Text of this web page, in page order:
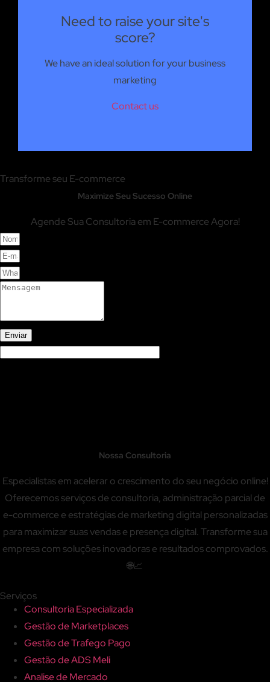
Need to raise your site's
score?
We have an ideal solution for your business
marketing
Contact us
Transforme seu E-commerce
Maximize Seu Sucesso Online
Agende Sua Consultoria em E-commerce Agora!
Enviar
Nossa Consultoria
Especialistas em acelerar o crescimento do seu negócio online!
Oferecemos serviços de consultoria, administração parcial de
e-commerce e estratégias de marketing digital personalizadas
para maximizar suas vendas e presença digital. Transforme sua
empresa com soluções inovadoras e resultados comprovados.
🌐📈
Serviços
Consultoria Especializada
Gestão de Marketplaces
Gestão de Trafego Pago
Gestão de ADS Meli
Analise de Mercado